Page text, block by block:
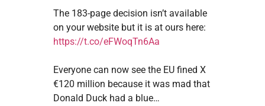
The 183-page decision isn’t available
on your website but it is at ours here:
https://t.co/eFWoqTn6Aa
Everyone can now see the EU fined X
€120 million because it was mad that
Donald Duck had a blue…